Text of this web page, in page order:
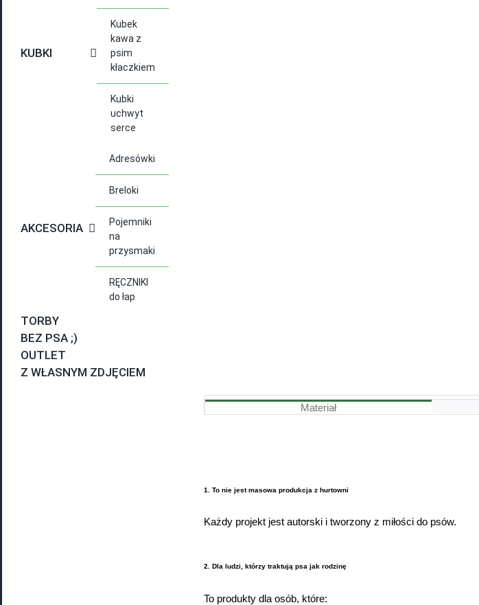
KUBKI
Kubek
kawa z
psim
kłaczkiem
Kubki
uchwyt
serce
AKCESORIA
Adresówki
Breloki
Pojemniki
na
przysmaki
RĘCZNIKI
do łap
TORBY
BEZ PSA ;)
OUTLET
Z WŁASNYM ZDJĘCIEM
Materiał
1. To nie jest masowa produkcja z hurtowni
Każdy projekt jest autorski i tworzony z miłości do psów.
2. Dla ludzi, którzy traktują psa jak rodzinę
To produkty dla osób, które: